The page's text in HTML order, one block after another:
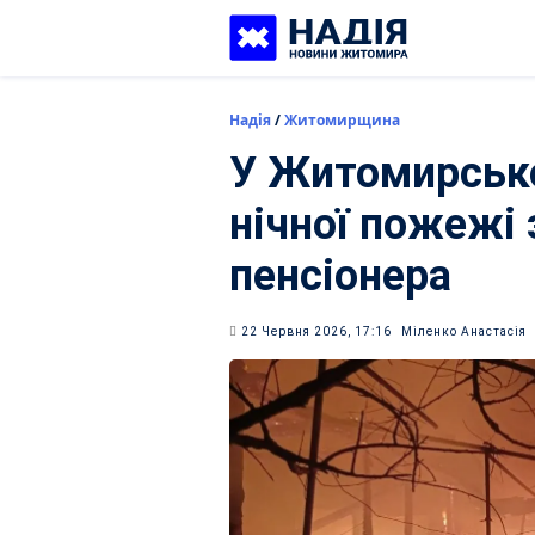
Надія/Житомирщина
У
нічної пожежі
пенсіонера
22 Червня 2026, 17:16 Міленко Анастасія